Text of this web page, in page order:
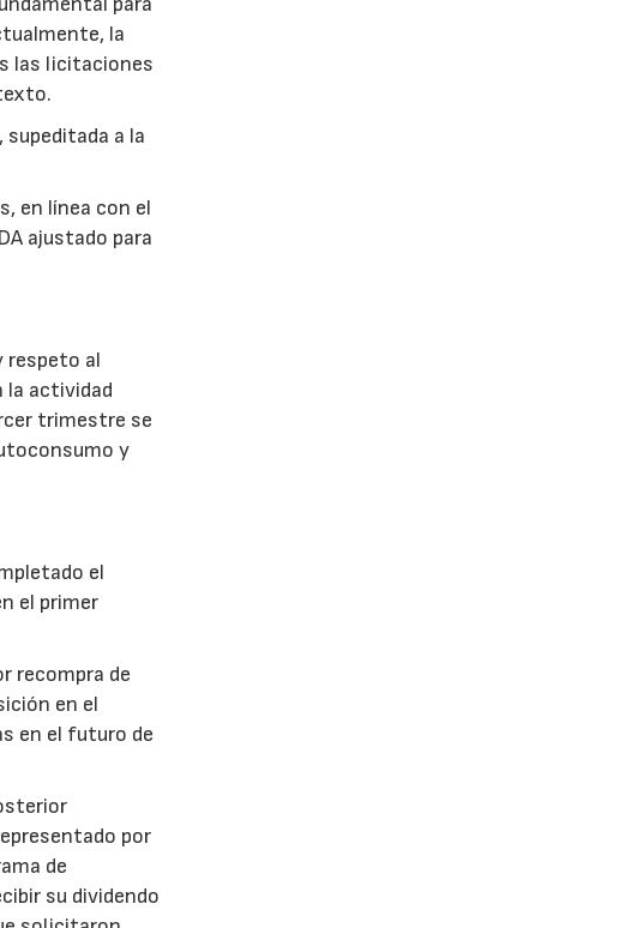
la
las licitaciones
a la
en línea con el
ajustado para
respeto al
la actividad
trimestre se
y
el
el primer
recompra de
en el
en el futuro de
por
de
su dividendo